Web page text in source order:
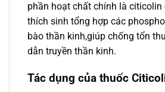
phần hoạt chất chính là citicolin
thích sinh tổng hợp các
bào thần kinh,giúp chống tổn
dẫn truyền thần kinh.
Tác dụng của thuốc